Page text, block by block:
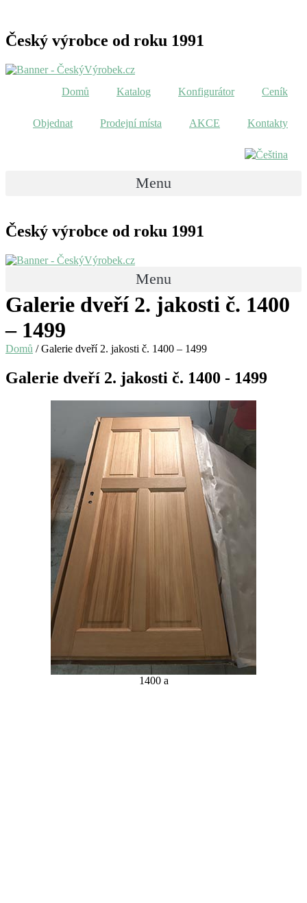
Český výrobce od roku 1991
Domů Katalog Konfigurátor Ceník
Objednat Prodejní místa AKCE Kontakty
Menu
Český výrobce od roku 1991
Menu
Galerie dveří 2. jakosti č. 1400
– 1499
Domů / Galerie dveří 2. jakosti č. 1400 – 1499
Galerie dveří 2. jakosti č. 1400 - 1499
1400 a